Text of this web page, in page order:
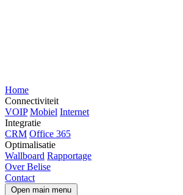
Home
Connectiviteit
VOIP Mobiel Internet
Integratie
CRM Office 365
Optimalisatie
Wallboard Rapportage
Over Belise
Contact
Open main menu